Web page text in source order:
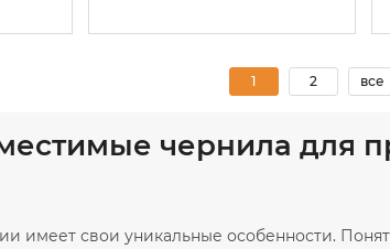
1 2 все
чернила для
имеет свои уникальные особенности.